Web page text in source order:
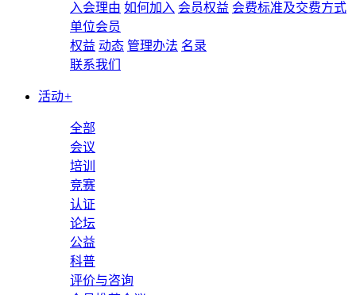
入会理由 如何加入 会员权益 会费标准及交费方式
单位会员
权益 动态 管理办法 名录
联系我们
活动+
全部
会议
培训
竞赛
认证
论坛
公益
科普
评价与咨询